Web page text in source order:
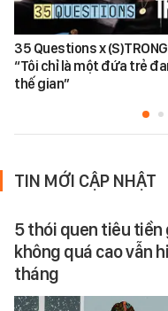
35 Questions x
“Tôi chỉ là một đứa trẻ
thế gian”
TIN MỚI CẬP NHẬT
5 thói quen tiêu tiền
không quá cao vẫn
tháng